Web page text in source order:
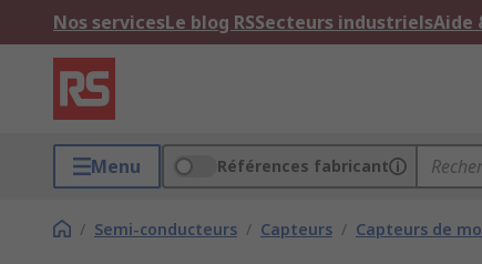
Nos servicesLe blog RSSecteurs industrielsAide
Menu Références fabricant
/ Semi-conducteurs / Capteurs / Capteurs de